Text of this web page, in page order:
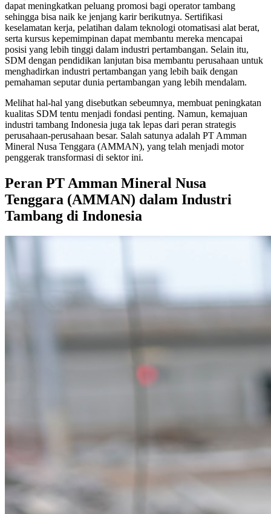
dapat meningkatkan peluang promosi bagi operator tambang
sehingga bisa naik ke jenjang karir berikutnya. Sertifikasi
keselamatan kerja, pelatihan dalam teknologi otomatisasi alat berat,
serta kursus kepemimpinan dapat membantu mereka mencapai
posisi yang lebih tinggi dalam industri pertambangan. Selain itu,
SDM dengan pendidikan lanjutan bisa membantu perusahaan untuk
menghadirkan industri pertambangan yang lebih baik dengan
pemahaman seputar dunia pertambangan yang lebih mendalam.
Melihat hal-hal yang disebutkan sebeumnya, membuat peningkatan
kualitas SDM tentu menjadi fondasi penting. Namun, kemajuan
industri tambang Indonesia juga tak lepas dari peran strategis
perusahaan-perusahaan besar. Salah satunya adalah PT Amman
Mineral Nusa Tenggara (AMMAN), yang telah menjadi motor
penggerak transformasi di sektor ini.
Peran PT Amman Mineral Nusa
Tenggara (AMMAN) dalam Industri
Tambang di Indonesia